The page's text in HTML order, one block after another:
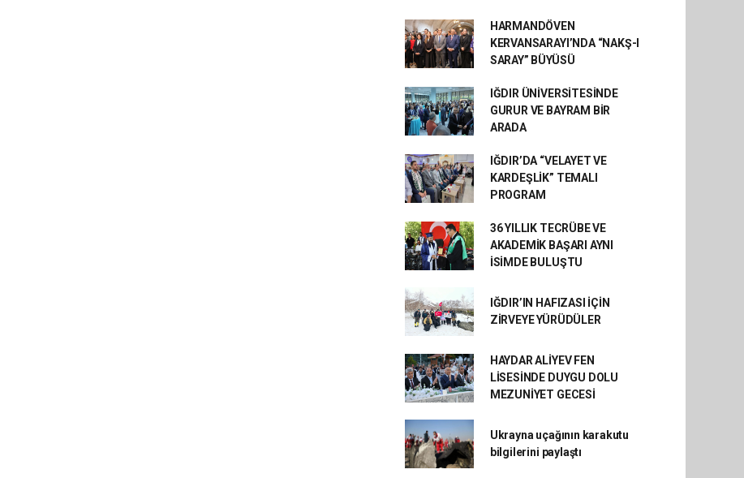
HARMANDÖVEN
KERVANSARAYI’NDA “NAKŞ-I
SARAY” BÜYÜSÜ
IĞDIR ÜNİVERSİTESİNDE
GURUR VE BAYRAM BİR
ARADA
IĞDIR’DA “VELAYET VE
KARDEŞLİK” TEMALI
PROGRAM
36 YILLIK TECRÜBE VE
AKADEMİK BAŞARI AYNI
İSİMDE BULUŞTU
IĞDIR’IN HAFIZASI İÇİN
ZİRVEYE YÜRÜDÜLER
HAYDAR ALİYEV FEN
LİSESİNDE DUYGU DOLU
MEZUNİYET GECESİ
Ukrayna uçağının karakutu
bilgilerini paylaştı